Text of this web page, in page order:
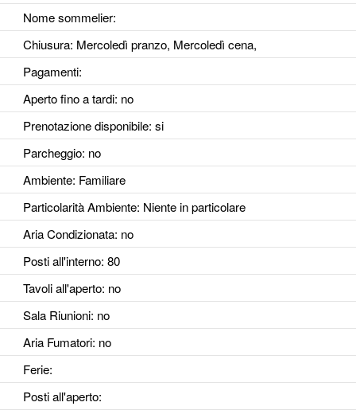
Nome sommelier:
Chiusura: Mercoledì pranzo, Mercoledì cena,
Pagamenti:
Aperto fino a tardi: no
Prenotazione disponibile: si
Parcheggio: no
Ambiente: Familiare
Particolarità Ambiente: Niente in particolare
Aria Condizionata: no
Posti all'interno: 80
Tavoli all'aperto: no
Sala Riunioni: no
Aria Fumatori: no
Ferie:
Posti all'aperto: